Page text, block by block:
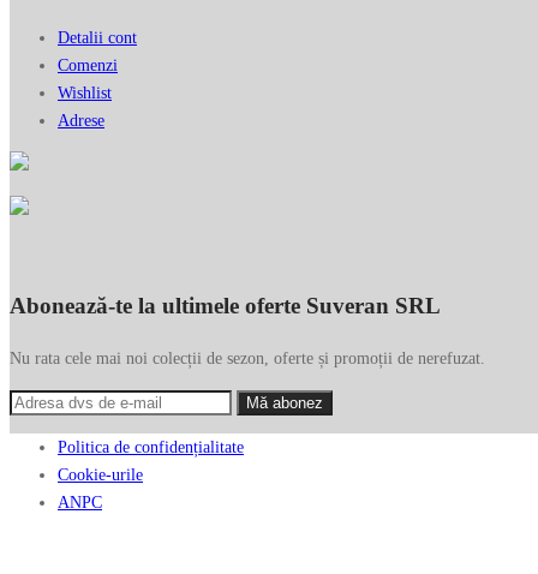
Detalii cont
Comenzi
Wishlist
Adrese
Abonează-te la ultimele oferte Suveran SRL
Nu rata cele mai noi colecții de sezon, oferte și promoții de nerefuzat.
Politica de confidențialitate
Cookie-urile
ANPC